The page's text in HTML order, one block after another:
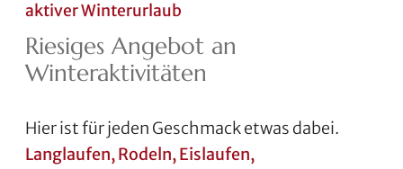
Riesiges Angebot an
Winteraktivitäten
aktiver Winterurlaub
Hier ist für jeden Geschmack etwas dabei.
Langlaufen, Rodeln, Eislaufen,